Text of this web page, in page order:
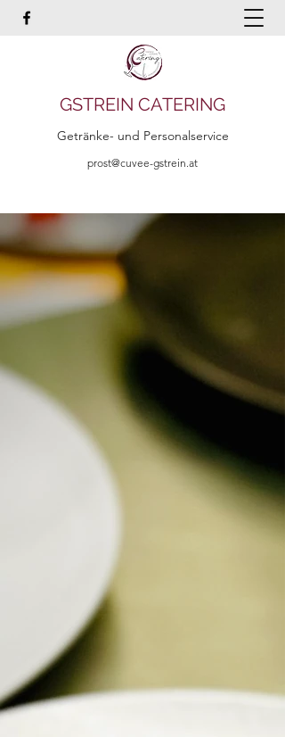
GSTREIN CATERING
Getränke- und Personalservice
prost@cuvee-gstrein.at